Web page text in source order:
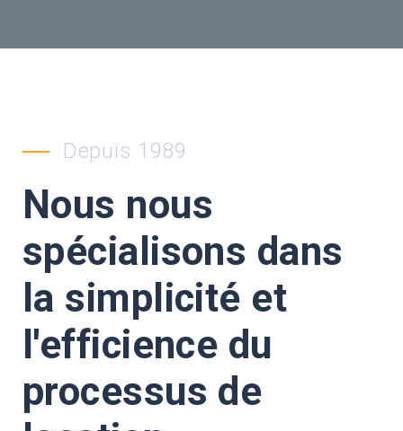
Depuis 1989
Nous nous
spécialisons dans
la simplicité et
l'efficience du
processus de